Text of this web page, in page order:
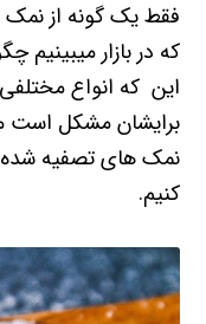
فقط یک گونه از
که در بازار میبینیم
این که انواع
برایشان مشکل است
نمک های تصفیه
کنیم.